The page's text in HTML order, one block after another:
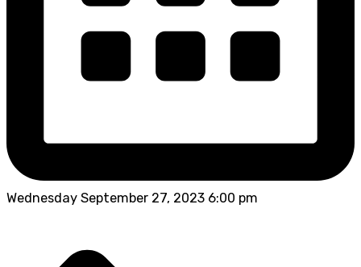
Wednesday September 27, 2023 6:00 pm